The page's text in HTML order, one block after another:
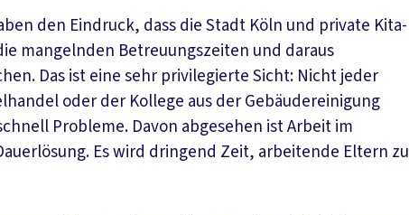
den Eindruck, dass die Stadt Köln und private Kita-
mangelnden Betreuungszeiten und daraus
Das ist eine sehr privilegierte Sicht: Nicht jeder
oder der Kollege aus der Gebäudereinigung
Probleme. Davon abgesehen ist Arbeit im
Es wird dringend Zeit, arbeitende Eltern zu